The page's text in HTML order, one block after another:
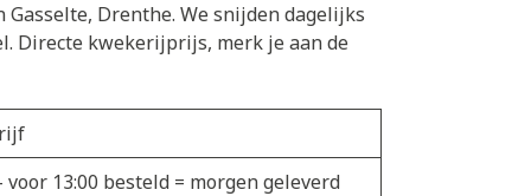
Drenthe. We snijden dagelijks
Directe kwekerijprijs, merk je aan de
13:00 besteld = morgen geleverd